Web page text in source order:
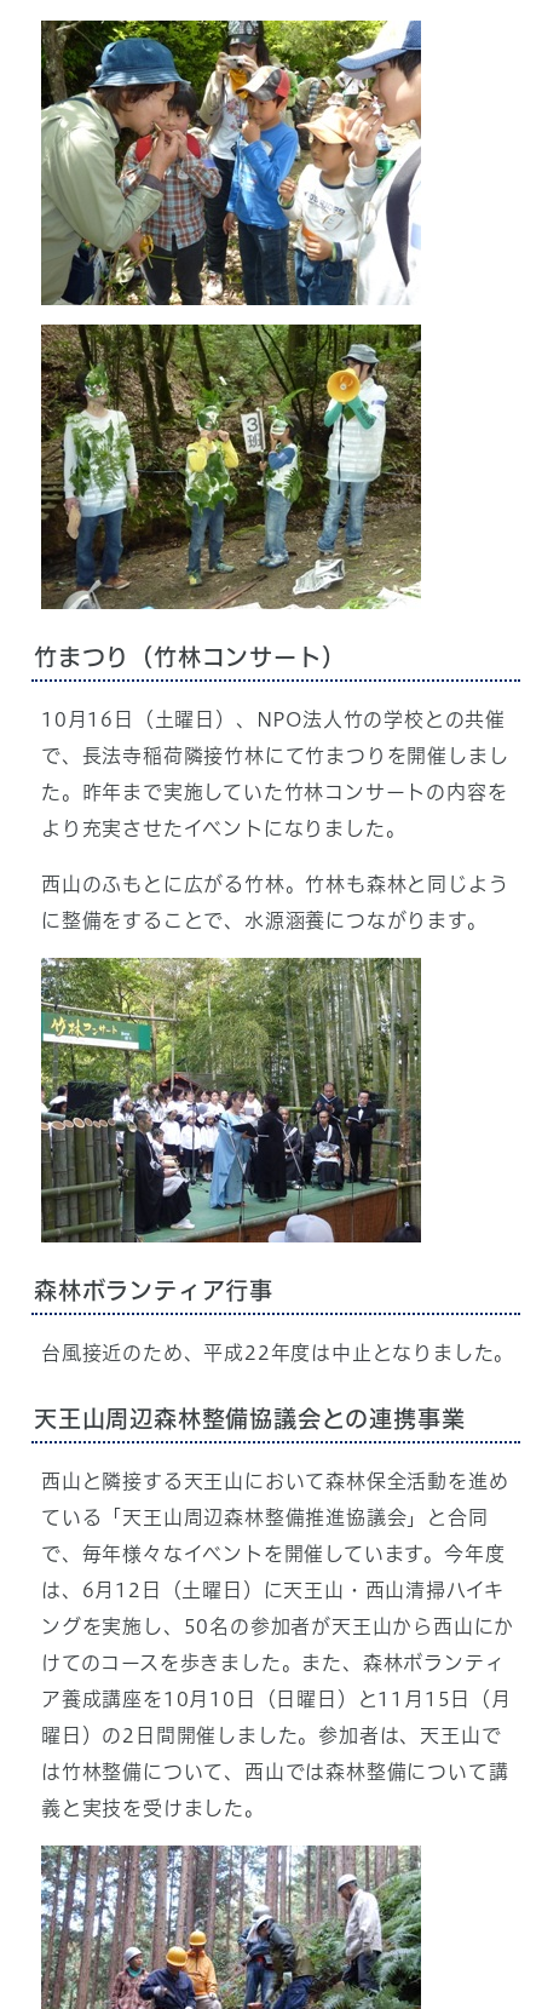
竹まつり（竹林コンサート）
10月16日（土曜日）、NPO法人竹の学校との共催
で、長法寺稲荷隣接竹林にて竹まつりを開催しまし
た。昨年まで実施していた竹林コンサートの内容を
より充実させたイベントになりました。
西山のふもとに広がる竹林。竹林も森林と同じよう
に整備をすることで、水源涵養につながります。
森林ボランティア行事
台風接近のため、平成22年度は中止となりました。
天王山周辺森林整備協議会との連携事業
西山と隣接する天王山において森林保全活動を進め
ている「天王山周辺森林整備推進協議会」と合同
で、毎年様々なイベントを開催しています。今年度
は、6月12日（土曜日）に天王山・西山清掃ハイキ
ングを実施し、50名の参加者が天王山から西山にか
けてのコースを歩きました。また、森林ボランティ
ア養成講座を10月10日（日曜日）と11月15日（月
曜日）の2日間開催しました。参加者は、天王山で
は竹林整備について、西山では森林整備について講
義と実技を受けました。